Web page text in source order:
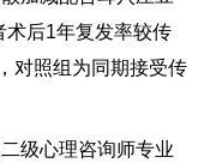
术后1年复发率较传
对照组为同期接受传
级心理咨询师专业